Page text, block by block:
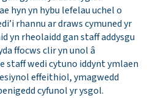
hyn yn hybu lefelau uchel o
rhannu ar draws cymuned yr
yn rheolaidd gan staff addysgu
ffocws clir yn unol â
staff wedi cytuno iddynt ymlaen
effeithiol, ymagwedd
cyfunol yr ysgol.